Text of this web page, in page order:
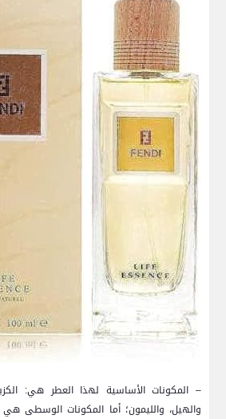
– المكونات الأساسية لهذا العطر هي:
والهيل، والليمون؛ أما المكونات الوسطى هي